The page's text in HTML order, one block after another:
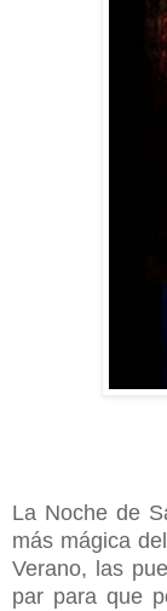
La Noche de
más mágica
Verano, las
par para que